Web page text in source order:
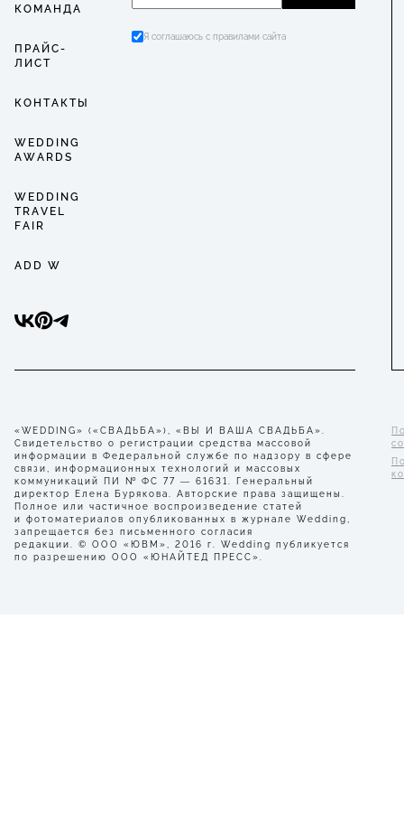
КОМАНДА
ПРАЙС-
ЛИСТ
КОНТАКТЫ
WEDDING
AWARDS
WEDDING
TRAVEL
FAIR
ADD W
Я соглашаюсь с правилами сайта
«WEDDING» («СВАДЬБА»), «ВЫ И ВАША СВАДЬБА».
Свидетельство о регистрации средства массовой
информации в Федеральной службе по надзору в сфере
связи, информационных технологий и массовых
коммуникаций ПИ № ФС 77 — 61631. Генеральный
директор Елена Бурякова. Авторские права защищены.
Полное или частичное воспроизведение статей
и фотоматериалов опубликованных в журнале Wedding,
запрещается без письменного согласия
редакции. © ООО «ЮВМ», 2016 г. Wedding публикуется
по разрешению ООО «ЮНАЙТЕД ПРЕСС».